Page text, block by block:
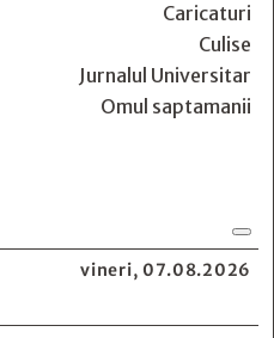
Caricaturi
Culise
Jurnalul Universitar
Omul saptamanii
vineri, 07.08.2026